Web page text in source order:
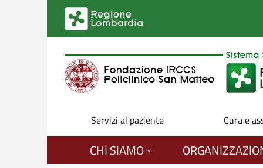
Salta al contenuto principale
Servizi al paziente Cura e
CHI SIAMO